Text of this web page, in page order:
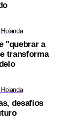
"quebrar a
transforma
desafios